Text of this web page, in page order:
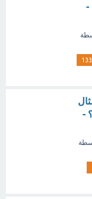
. ؟ -
؟ -